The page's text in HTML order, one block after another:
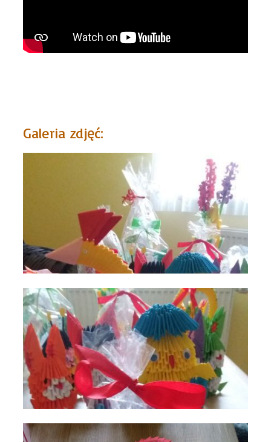
Galeria zdjęć: